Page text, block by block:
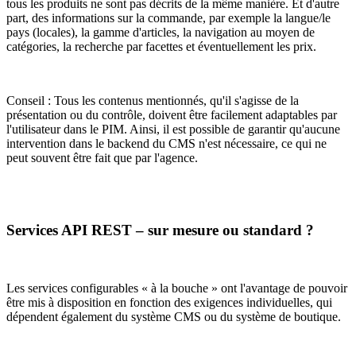
tous les produits ne sont pas décrits de la même manière. Et d'autre
part, des informations sur la commande, par exemple la langue/le
pays (locales), la gamme d'articles, la navigation au moyen de
catégories, la recherche par facettes et éventuellement les prix.
Conseil : Tous les contenus mentionnés, qu'il s'agisse de la
présentation ou du contrôle, doivent être facilement adaptables par
l'utilisateur dans le PIM. Ainsi, il est possible de garantir qu'aucune
intervention dans le backend du CMS n'est nécessaire, ce qui ne
peut souvent être fait que par l'agence.
Services API REST – sur mesure ou standard ?
Les services configurables « à la bouche » ont l'avantage de pouvoir
être mis à disposition en fonction des exigences individuelles, qui
dépendent également du système CMS ou du système de boutique.